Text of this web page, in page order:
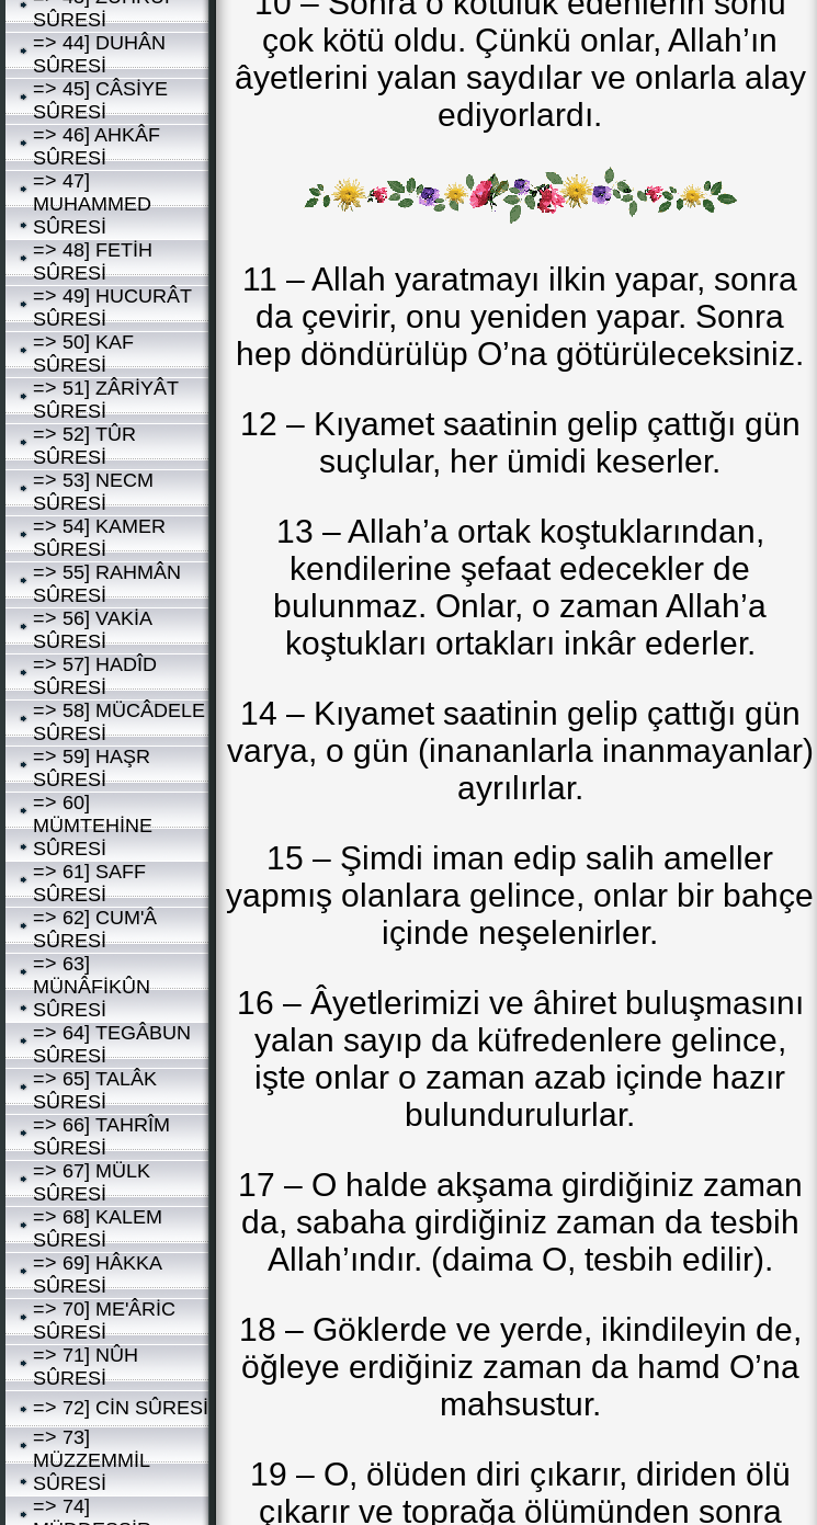
SÛRESİ
=> 44] DUHÂN
SÛRESİ
=> 45] CÂSİYE
SÛRESİ
=> 46] AHKÂF
SÛRESİ
=> 47]
MUHAMMED
SÛRESİ
=> 48] FETİH
SÛRESİ
=> 49] HUCURÂT
SÛRESİ
=> 50] KAF
SÛRESİ
=> 51] ZÂRİYÂT
SÛRESİ
=> 52] TÛR
SÛRESİ
=> 53] NECM
SÛRESİ
=> 54] KAMER
SÛRESİ
=> 55] RAHMÂN
SÛRESİ
=> 56] VAKİA
SÛRESİ
=> 57] HADÎD
SÛRESİ
=> 58] MÜCÂDELE
SÛRESİ
=> 59] HAŞR
SÛRESİ
=> 60]
MÜMTEHİNE
SÛRESİ
=> 61] SAFF
SÛRESİ
=> 62] CUM'Â
SÛRESİ
=> 63]
MÜNÂFİKÛN
SÛRESİ
=> 64] TEGÂBUN
SÛRESİ
=> 65] TALÂK
SÛRESİ
=> 66] TAHRÎM
SÛRESİ
=> 67] MÜLK
SÛRESİ
=> 68] KALEM
SÛRESİ
=> 69] HÂKKA
SÛRESİ
=> 70] ME'ÂRİC
SÛRESİ
=> 71] NÛH
SÛRESİ
=> 72] CİN SÛRESİ
=> 73]
MÜZZEMMİL
SÛRESİ
=> 74]
çok kötü oldu. Çünkü onlar, Allah’ın
âyetlerini yalan saydılar ve onlarla alay
ediyorlardı.
11 – Allah yaratmayı ilkin yapar, sonra
da çevirir, onu yeniden yapar. Sonra
hep döndürülüp O’na götürüleceksiniz.
12 – Kıyamet saatinin gelip çattığı gün
suçlular, her ümidi keserler.
13 – Allah’a ortak koştuklarından,
kendilerine şefaat edecekler de
bulunmaz. Onlar, o zaman Allah’a
koştukları ortakları inkâr ederler.
14 – Kıyamet saatinin gelip çattığı gün
varya, o gün (inananlarla inanmayanlar)
ayrılırlar.
15 – Şimdi iman edip salih ameller
yapmış olanlara gelince, onlar bir bahçe
içinde neşelenirler.
16 – Âyetlerimizi ve âhiret buluşmasını
yalan sayıp da küfredenlere gelince,
işte onlar o zaman azab içinde hazır
bulundurulurlar.
17 – O halde akşama girdiğiniz zaman
da, sabaha girdiğiniz zaman da tesbih
Allah’ındır. (daima O, tesbih edilir).
18 – Göklerde ve yerde, ikindileyin de,
öğleye erdiğiniz zaman da hamd O’na
mahsustur.
19 – O, ölüden diri çıkarır, diriden ölü
çıkarır ve toprağa ölümünden sonra